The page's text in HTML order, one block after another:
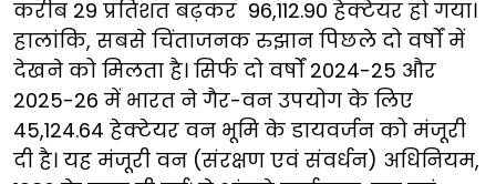
करीब 29 प्रतिशत बढ़कर 96,112.90 हेक्टेयर हो गया।
हालांकि, सबसे चिंताजनक रुझान पिछले दो वर्षों में
देखने को मिलता है। सिर्फ दो वर्षों 2024-25 और
2025-26 में भारत ने गैर-वन उपयोग के लिए
45,124.64 हेक्टेयर वन भूमि के डायवर्जन को मंजूरी
दी है। यह मंजूरी वन (संरक्षण एवं संवर्धन) अधिनियम,